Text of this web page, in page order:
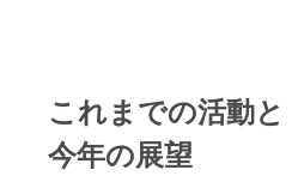
これまでの活動と
今年の展望